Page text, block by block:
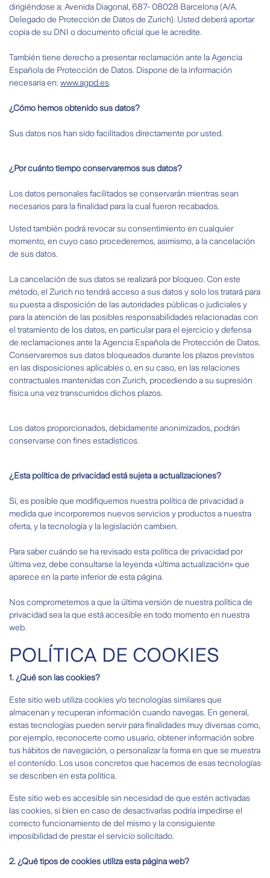
dirigiéndose a: Avenida Diagonal, 687- 08028 Barcelona (A/A.
Delegado de Protección de Datos de Zurich). Usted deberá aportar
copia de su DNI o documento oficial que le acredite.
También tiene derecho a presentar reclamación ante la Agencia
Española de Protección de Datos. Dispone de la información
necesaria en: www.agpd.es.
¿Cómo hemos obtenido sus datos?
Sus datos nos han sido facilitados directamente por usted.
¿Por cuánto tiempo conservaremos sus datos?
Los datos personales facilitados se conservarán mientras sean
necesarios para la finalidad para la cual fueron recabados.
Usted también podrá revocar su consentimiento en cualquier
momento, en cuyo caso procederemos, asimismo, a la cancelación
de sus datos.
La cancelación de sus datos se realizará por bloqueo. Con este
método, el Zurich no tendrá acceso a sus datos y solo los tratará para
su puesta a disposición de las autoridades públicas o judiciales y
para la atención de las posibles responsabilidades relacionadas con
el tratamiento de los datos, en particular para el ejercicio y defensa
de reclamaciones ante la Agencia Española de Protección de Datos.
Conservaremos sus datos bloqueados durante los plazos previstos
en las disposiciones aplicables o, en su caso, en las relaciones
contractuales mantenidas con Zurich, procediendo a su supresión
física una vez transcurridos dichos plazos.
Los datos proporcionados, debidamente anonimizados, podrán
conservarse con fines estadísticos.
¿Esta política de privacidad está sujeta a actualizaciones?
Sí, es posible que modifiquemos nuestra política de privacidad a
medida que incorporemos nuevos servicios y productos a nuestra
oferta, y la tecnología y la legislación cambien.
Para saber cuándo se ha revisado esta política de privacidad por
última vez, debe consultarse la leyenda «última actualización» que
aparece en la parte inferior de esta página.
Nos comprometemos a que la última versión de nuestra política de
privacidad sea la que está accesible en todo momento en nuestra
web.
POLÍTICA DE COOKIES
1. ¿Qué son las cookies?
Este sitio web utiliza cookies y/o tecnologías similares que
almacenan y recuperan información cuando navegas. En general,
estas tecnologías pueden servir para finalidades muy diversas como,
por ejemplo, reconocerte como usuario, obtener información sobre
tus hábitos de navegación, o personalizar la forma en que se muestra
el contenido. Los usos concretos que hacemos de esas tecnologías
se describen en esta política.
Este sitio web es accesible sin necesidad de que estén activadas
las cookies, si bien en caso de desactivarlas podría impedirse el
correcto funcionamiento de del mismo y la consiguiente
imposibilidad de prestar el servicio solicitado.
2. ¿Qué tipos de cookies utiliza esta página web?